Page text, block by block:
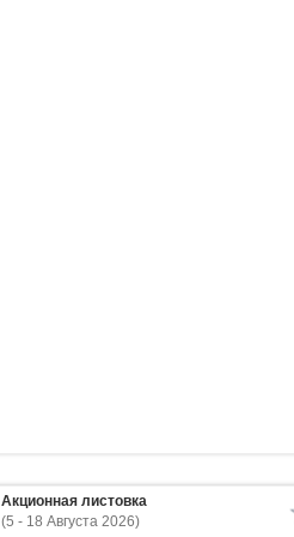
Акционная листовка
(5 - 18 Августа 2026)